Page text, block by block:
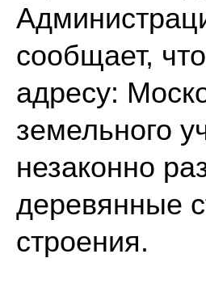
сообщает,
адресу:
земельного
незаконно
деревянные
строения.